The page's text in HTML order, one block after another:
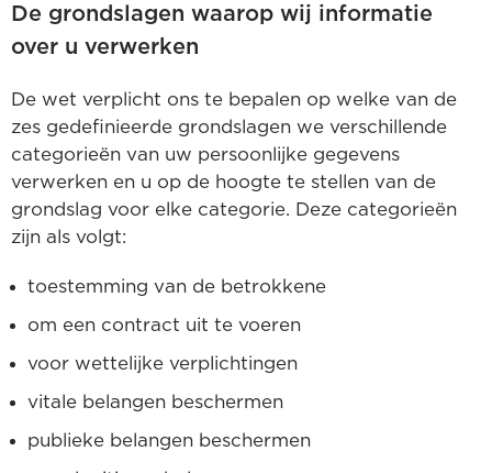
De grondslagen waarop wij informatie
over u verwerken
De wet verplicht ons te bepalen op welke van de
zes gedefinieerde grondslagen we verschillende
categorieën van uw persoonlijke gegevens
verwerken en u op de hoogte te stellen van de
grondslag voor elke categorie. Deze categorieën
zijn als volgt:
toestemming van de betrokkene
om een contract uit te voeren
voor wettelijke verplichtingen
vitale belangen beschermen
publieke belangen beschermen